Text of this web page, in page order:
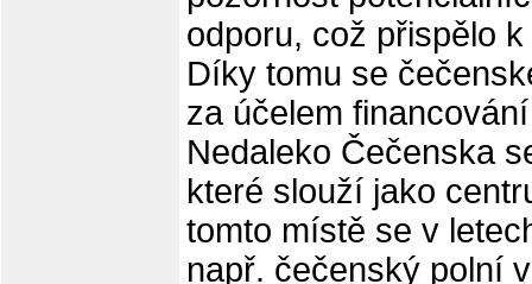
odporu, což přispělo
Díky tomu se
za účelem
Nedaleko Čečenska
které slouží jako
tomto místě se v
např. čečenský polní